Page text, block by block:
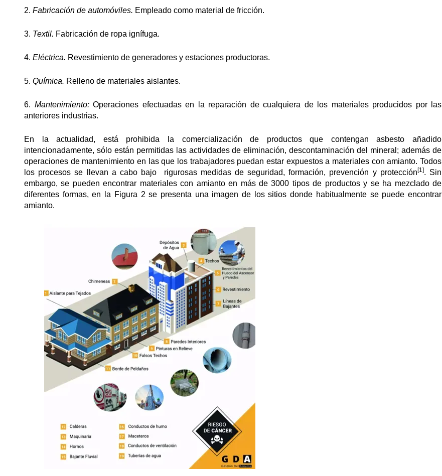
2. Fabricación de automóviles. Empleado como material de fricción.
3. Textil. Fabricación de ropa ignífuga.
4. Eléctrica. Revestimiento de generadores y estaciones productoras.
5. Química. Relleno de materiales aislantes.
6. Mantenimiento: Operaciones efectuadas en la reparación de cualquiera de los materiales producidos por las
anteriores industrias.
En la actualidad, está prohibida la comercialización de productos que contengan asbesto añadido
intencionadamente, sólo están permitidas las actividades de eliminación, descontaminación del mineral; además de
operaciones de mantenimiento en las que los trabajadores puedan estar expuestos a materiales con amianto. Todos
los procesos se llevan a cabo bajo rigurosas medidas de seguridad, formación, prevención y protección[1]. Sin
embargo, se pueden encontrar materiales con amianto en más de 3000 tipos de productos y se ha mezclado de
diferentes formas, en la Figura 2 se presenta una imagen de los sitios donde habitualmente se puede encontrar
amianto.